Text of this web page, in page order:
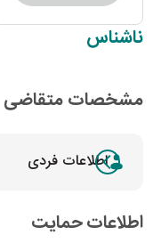
ناشناس
مشخصات متقاضی
اطلاعات فردی
اطلاعات حمایت